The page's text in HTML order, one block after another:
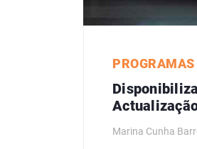
PROGRAMAS
Resolve
Marina Cunha